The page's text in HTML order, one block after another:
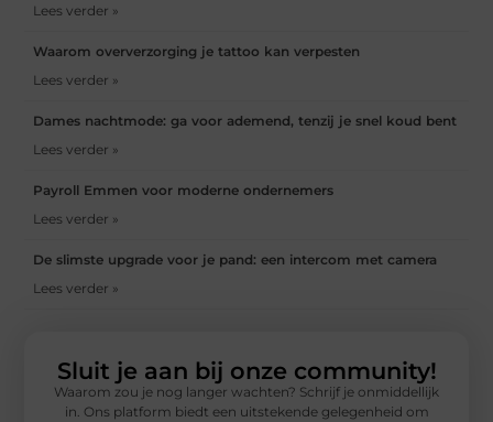
Lees verder »
Waarom oververzorging je tattoo kan verpesten
Lees verder »
Dames nachtmode: ga voor ademend, tenzij je snel koud bent
Lees verder »
Payroll Emmen voor moderne ondernemers
Lees verder »
De slimste upgrade voor je pand: een intercom met camera
Lees verder »
Sluit je aan bij onze community!
Waarom zou je nog langer wachten? Schrijf je onmiddellijk
in. Ons platform biedt een uitstekende gelegenheid om